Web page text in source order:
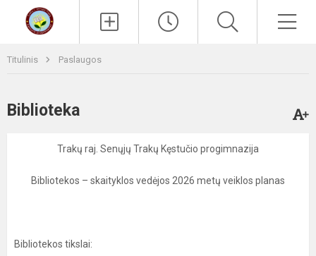
Titulinis Paslaugos
Biblioteka
Trakų raj. Senųjų Trakų Kęstučio progimnazija
Bibliotekos – skaityklos vedėjos 2026 metų veiklos planas
Bibliotekos tikslai: